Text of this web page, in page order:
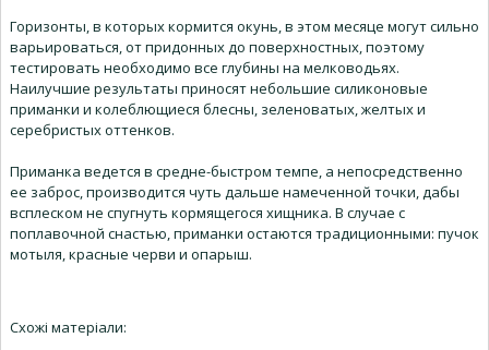
Горизонты, в которых кормится окунь, в этом месяце могут сильно
варьироваться, от придонных до поверхностных, поэтому
тестировать необходимо все глубины на мелководьях.
Наилучшие результаты приносят небольшие силиконовые
приманки и колеблющиеся блесны, зеленоватых, желтых и
серебристых оттенков.
Приманка ведется в средне-быстром темпе, а непосредственно
ее заброс, производится чуть дальше намеченной точки, дабы
всплеском не спугнуть кормящегося хищника. В случае с
поплавочной снастью, приманки остаются традиционными: пучок
мотыля, красные черви и опарыш.
Схожі матеріали: